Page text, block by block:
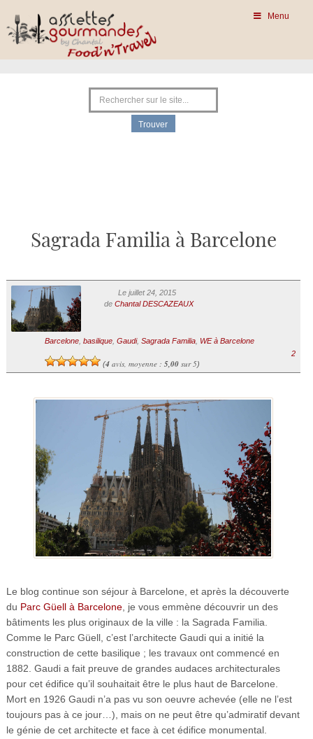
Menu
Sagrada Familia à Barcelone
Le juillet 24, 2015
de Chantal DESCAZEAUX
Barcelone, basilique, Gaudi, Sagrada Familia, WE à Barcelone
(4avis, moyenne : 5,00sur 5)
2
Le blog continue son séjour à Barcelone, et après la découverte
du Parc Güell à Barcelone, je vous emmène découvrir un des
bâtiments les plus originaux de la ville : la Sagrada Familia.
Comme le Parc Güell, c’est l’architecte Gaudi qui a initié la
construction de cette basilique ; les travaux ont commencé en
1882. Gaudi a fait preuve de grandes audaces architecturales
pour cet édifice qu’il souhaitait être le plus haut de Barcelone.
Mort en 1926 Gaudi n’a pas vu son oeuvre achevée (elle ne l’est
toujours pas à ce jour…), mais on ne peut être qu’admiratif devant
le génie de cet architecte et face à cet édifice monumental.